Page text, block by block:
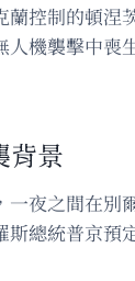
蘭控制的頓涅
機襲擊中喪
背景
一夜之間在別
斯總統普京預